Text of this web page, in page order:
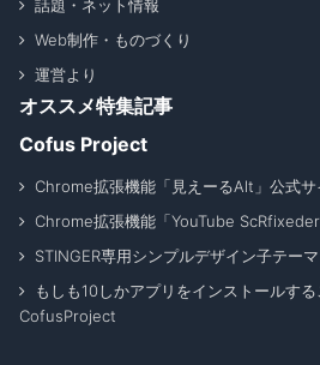
話題・ネット情報
Web制作・ものづくり
運営より
オススメ特集記事
Cofus Project
Chrome拡張機能「見えーるAlt」公式サ
Chrome拡張機能「YouTube
STINGER専用シンプルデザイン子テーマ
もしも10しかアプリをインストールする
CofusProject